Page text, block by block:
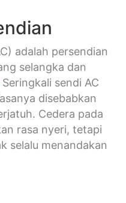
adalah persendian
selangka dan
Seringkali sendi AC
disebabkan
Cedera pada
rasa nyeri, tetapi
selalu menandakan